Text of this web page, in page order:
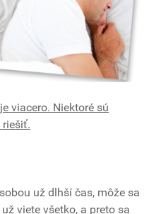
viacero. Niektoré sú
riešiť.
už dlhší čas, môže sa
viete všetko, a preto sa